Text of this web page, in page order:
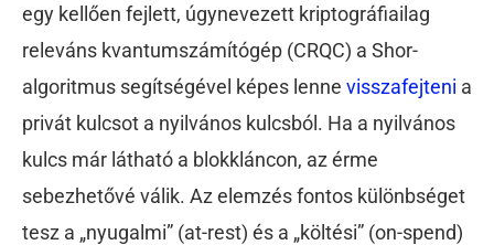
egy kellően fejlett, úgynevezett kriptográfiailag
releváns kvantumszámítógép (CRQC) a Shor-
algoritmus segítségével képes lenne visszafejteni a
privát kulcsot a nyilvános kulcsból. Ha a nyilvános
kulcs már látható a blokkláncon, az érme
sebezhetővé válik. Az elemzés fontos különbséget
tesz a „nyugalmi” (at-rest) és a „költési” (on-spend)